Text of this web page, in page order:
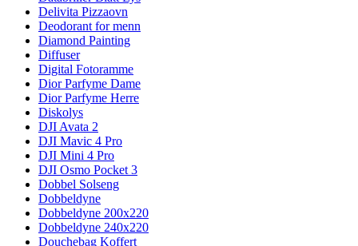
Delivita Pizzaovn
Deodorant for menn
Diamond Painting
Diffuser
Digital Fotoramme
Dior Parfyme Dame
Dior Parfyme Herre
Diskolys
DJI Avata 2
DJI Mavic 4 Pro
DJI Mini 4 Pro
DJI Osmo Pocket 3
Dobbel Solseng
Dobbeldyne
Dobbeldyne 200x220
Dobbeldyne 240x220
Douchebag Koffert